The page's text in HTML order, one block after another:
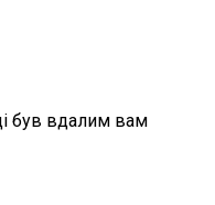
був вдалим вам